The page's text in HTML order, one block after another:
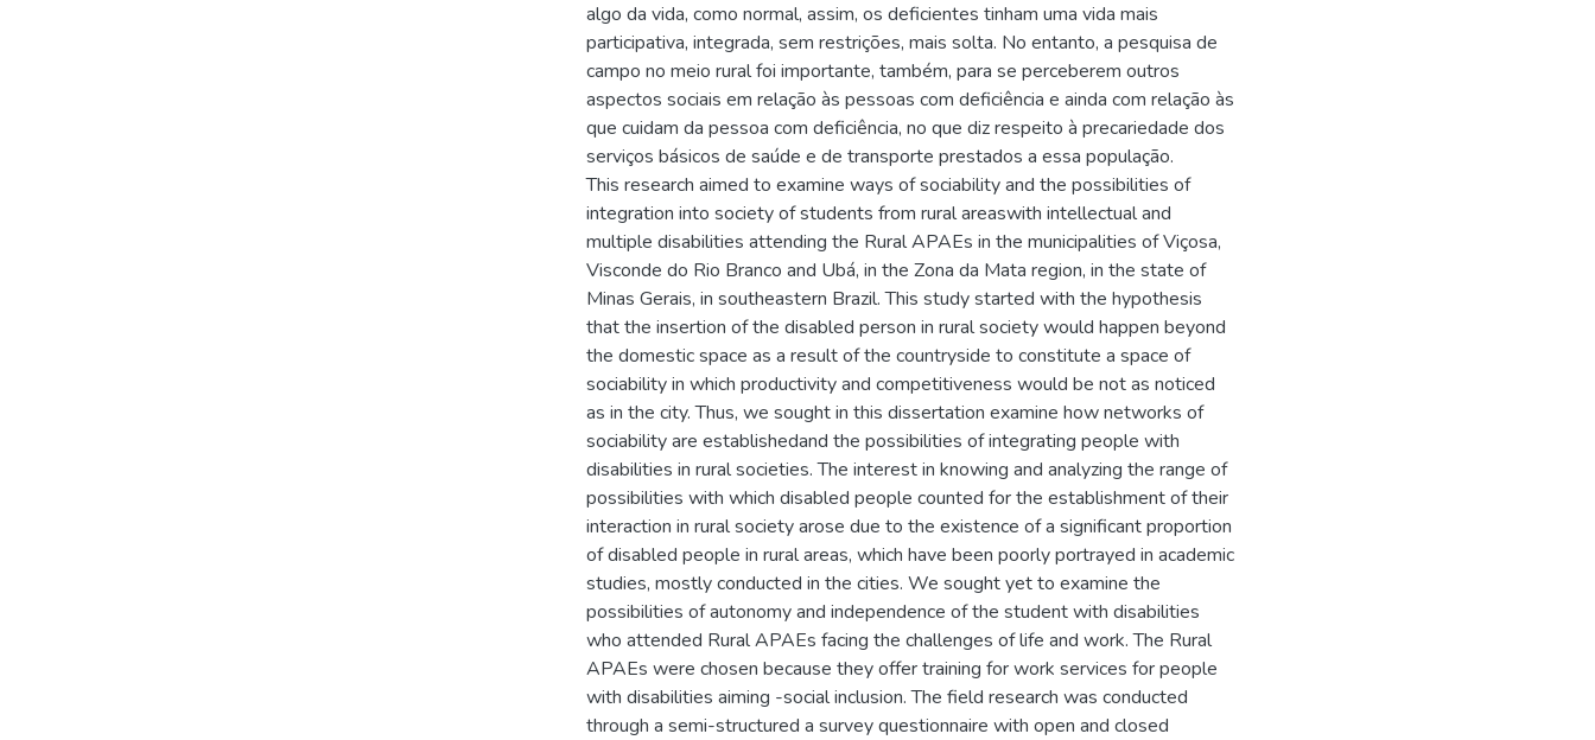
algo da vida, como normal, assim, os deficientes tinham uma vida mais
participativa, integrada, sem restrições, mais solta. No entanto, a pesquisa de
campo no meio rural foi importante, também, para se perceberem outros
aspectos sociais em relação às pessoas com deficiência e ainda com relação às
que cuidam da pessoa com deficiência, no que diz respeito à precariedade dos
serviços básicos de saúde e de transporte prestados a essa população.
This research aimed to examine ways of sociability and the possibilities of
integration into society of students from rural areaswith intellectual and
multiple disabilities attending the Rural APAEs in the municipalities of Viçosa,
Visconde do Rio Branco and Ubá, in the Zona da Mata region, in the state of
Minas Gerais, in southeastern Brazil. This study started with the hypothesis
that the insertion of the disabled person in rural society would happen beyond
the domestic space as a result of the countryside to constitute a space of
sociability in which productivity and competitiveness would be not as noticed
as in the city. Thus, we sought in this dissertation examine how networks of
sociability are establishedand the possibilities of integrating people with
disabilities in rural societies. The interest in knowing and analyzing the range of
possibilities with which disabled people counted for the establishment of their
interaction in rural society arose due to the existence of a significant proportion
of disabled people in rural areas, which have been poorly portrayed in academic
studies, mostly conducted in the cities. We sought yet to examine the
possibilities of autonomy and independence of the student with disabilities
who attended Rural APAEs facing the challenges of life and work. The Rural
APAEs were chosen because they offer training for work services for people
with disabilities aiming -social inclusion. The field research was conducted
through a semi-structured a survey questionnaire with open and closed